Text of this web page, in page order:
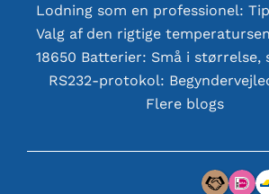
RS232-protokol:
Flere blogs